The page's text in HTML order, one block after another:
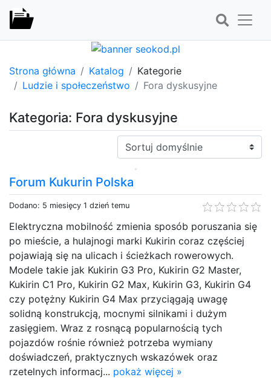
Strona główna Katalog
Kategorie
Ludzie i społeczeństwo
Fora dyskusyjne
Kategoria: Fora dyskusyjne
Sortuj:
Forum Kukurin Polska
Dodano: 5 miesięcy 1 dzień temu
Elektryczna mobilność zmienia sposób poruszania się
po mieście, a hulajnogi marki Kukirin coraz częściej
pojawiają się na ulicach i ścieżkach rowerowych.
Modele takie jak Kukirin G3 Pro, Kukirin G2 Master,
Kukirin C1 Pro, Kukirin G2 Max, Kukirin G3, Kukirin G4
czy potężny Kukirin G4 Max przyciągają uwagę
solidną konstrukcją, mocnymi silnikami i dużym
zasięgiem. Wraz z rosnącą popularnością tych
pojazdów rośnie również potrzeba wymiany
doświadczeń, praktycznych wskazówek oraz
rzetelnych informacj... pokaż więcej »